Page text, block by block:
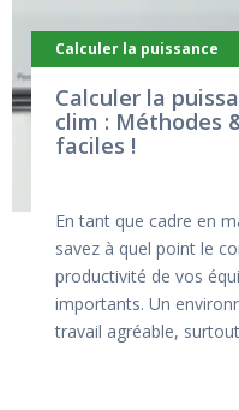
Calculer la puissance
Calculer la
clim : Méthodes
faciles !
En tant que cadre en
savez à quel point le
productivité de vos
importants. Un
travail agréable,